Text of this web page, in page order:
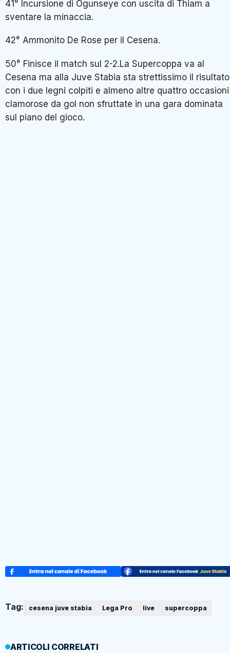
41° Incursione di Ogunseye con uscita di Thiam a
sventare la minaccia.
42° Ammonito De Rose per il Cesena.
50° Finisce il match sul 2-2.La Supercoppa va al
Cesena ma alla Juve Stabia sta strettissimo il risultato
con i due legni colpiti e almeno altre quattro occasioni
clamorose da gol non sfruttate in una gara dominata
sul piano del gioco.
Tag: cesena juve stabia Lega Pro live supercoppa
ARTICOLI CORRELATI